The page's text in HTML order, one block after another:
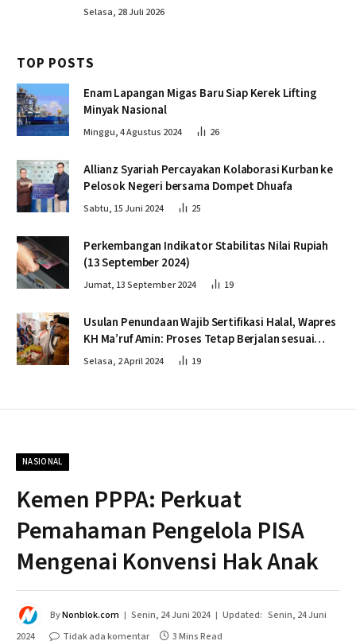
Selasa, 28 Juli 2026
TOP POSTS
Enam Lapangan Migas Baru Siap Kerek Lifting
Minyak Nasional
Minggu, 4 Agustus 2024 26
Allianz Syariah Percayakan Kolaborasi Kurban ke
Pelosok Negeri bersama Dompet Dhuafa
Sabtu, 15 Juni 2024 25
Perkembangan Indikator Stabilitas Nilai Rupiah
(13 September 2024)
Jumat, 13 September 2024 19
Usulan Penundaan Wajib Sertifikasi Halal, Wapres
KH Ma’ruf Amin: Proses Tetap Berjalan sesuai
Penahapan
Selasa, 2 April 2024 19
NASIONAL
Kemen PPPA: Perkuat
Pemahaman Pengelola PISA
Mengenai Konvensi Hak Anak
ByNonblok.com Senin, 24 Juni 2024 Updated: Senin, 24 Juni
2024
Tidak ada komentar 3 Mins Read